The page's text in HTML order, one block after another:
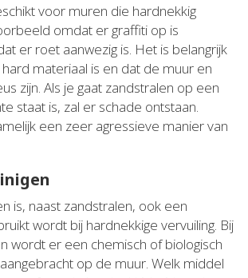
voor muren die hardnekkig
omdat er graffiti op is
er roet aanwezig is. Het is belangrijk
materiaal is en dat de muur en
zijn. Als je gaat zandstralen op een
staat is, zal er schade ontstaan.
een zeer agressieve manier van
is, naast zandstralen, ook een
wordt bij hardnekkige vervuiling. Bij
wordt er een chemisch of biologisch
op de muur. Welk middel